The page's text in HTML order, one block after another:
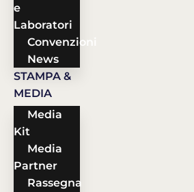
e
Laboratori
Convenzioni
News
STAMPA &
MEDIA
Media
Kit
Media
Partner
Rassegna